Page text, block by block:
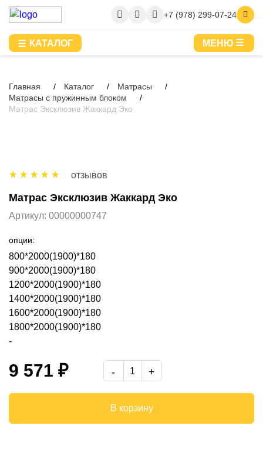
+7 (978) 299-07-24
КАТАЛОГ МЕНЮ
Главная Каталог
Матрасы
Матрасы с пружинным блоком
Матрас Эксклюзив Жаккард Эко
отзывов
Матрас Эксклюзив Жаккард Эко
Артикул: 00000000747
опции:
800*2000(1900)*180
900*2000(1900)*180
1200*2000(1900)*180
1400*2000(1900)*180
1600*2000(1900)*180
1800*2000(1900)*180
-
9 571 ₽
В корзину